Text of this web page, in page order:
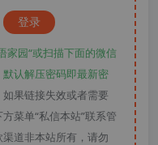
登录
家园“或扫描下面的微信
认解压密码即最新密
如果链接失效或者需要
菜单“私信本站”联系管
道非本站所有，请勿